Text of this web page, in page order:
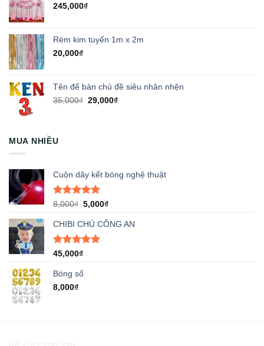
245,000₫
Rèm kim tuyến 1m x 2m
20,000₫
Tên để bàn chủ đề siêu nhân nhện
35,000₫ Giá
29,000₫Giá
MUA NHIỀU
Cuộn dây kết bóng nghệ thuật
Được xếp
5 sao
8,000₫ Giá
là:
8,000₫.
5,000₫Giá
tại
CHIBI CHÚ CÔNG AN
Được xếp
5 sao
45,000₫
Bóng số
8,000₫